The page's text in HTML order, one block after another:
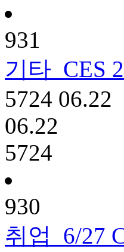
931
기타 CES
5724 06.22
06.22
5724
930
취업
6/27